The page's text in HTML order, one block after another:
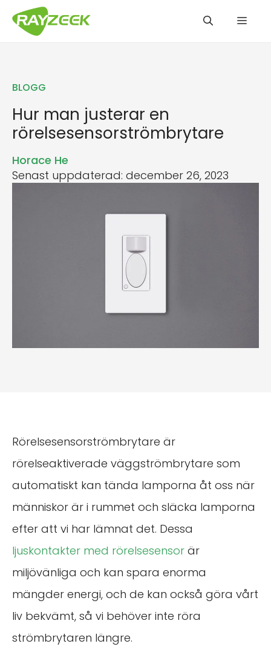
Hoppa
Meny
BLOGG
Hur man justerar en
rörelsesensorströmbrytare
Horace He
Senast uppdaterad: december 26, 2023
Rörelsesensorströmbrytare är
rörelseaktiverade väggströmbrytare som
automatiskt kan tända lamporna åt oss när
människor är i rummet och släcka lamporna
efter att vi har lämnat det. Dessa
ljuskontakter med rörelsesensor är
miljövänliga och kan spara enorma
mängder energi, och de kan också göra vårt
liv bekvämt, så vi behöver inte röra
strömbrytaren längre.